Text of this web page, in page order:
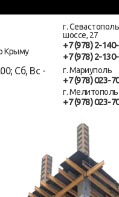
Крыму
Сб, Вс -
г.
шоссе, 27
+7 (978) 2-
+7 (978) 2-
г. Мариуполь
+7 (978) 023-
г. Мелитополь
+7 (978) 023-